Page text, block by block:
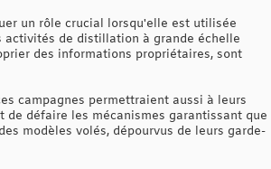
un rôle crucial lorsqu'elle est utilisée
activités de distillation à grande échelle
des informations propriétaires, sont
campagnes permettraient aussi à leurs
défaire les mécanismes garantissant que
modèles volés, dépourvus de leurs garde-